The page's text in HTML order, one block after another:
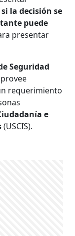
la decisión se
puede
presentar
Seguridad
requerimiento
e
(USCIS).